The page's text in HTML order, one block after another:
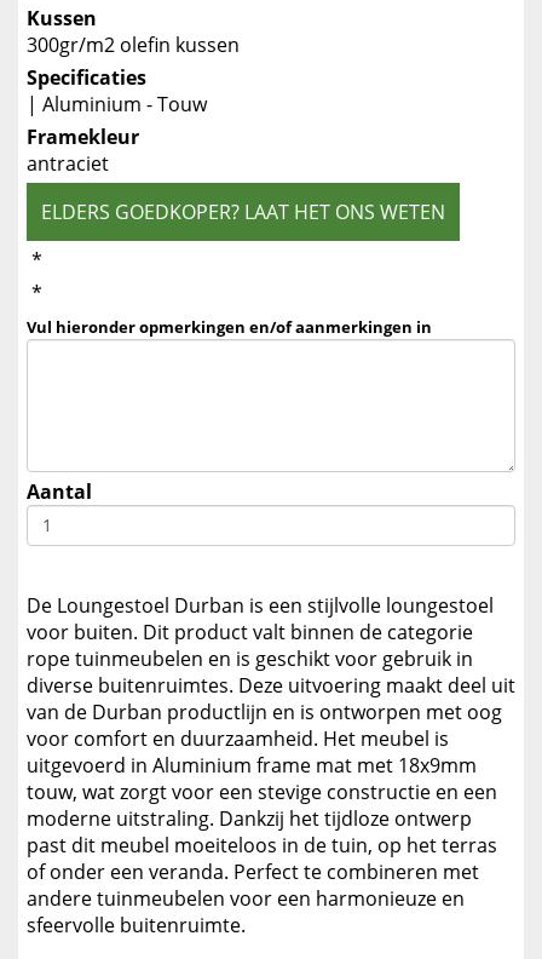
Kussen
300gr/m2 olefin kussen
Specificaties
| Aluminium - Touw
Framekleur
antraciet
ELDERS GOEDKOPER? LAAT HET ONS WETEN
*
*
Vul hieronder opmerkingen en/of aanmerkingen in
Aantal
De Loungestoel Durban is een stijlvolle loungestoel
voor buiten. Dit product valt binnen de categorie
rope tuinmeubelen en is geschikt voor gebruik in
diverse buitenruimtes. Deze uitvoering maakt deel uit
van de Durban productlijn en is ontworpen met oog
voor comfort en duurzaamheid. Het meubel is
uitgevoerd in Aluminium frame mat met 18x9mm
touw, wat zorgt voor een stevige constructie en een
moderne uitstraling. Dankzij het tijdloze ontwerp
past dit meubel moeiteloos in de tuin, op het terras
of onder een veranda. Perfect te combineren met
andere tuinmeubelen voor een harmonieuze en
sfeervolle buitenruimte.